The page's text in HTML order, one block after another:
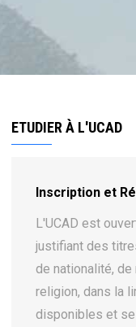
ETUDIER À L'UCAD
Inscription et
L'UCAD est
justifiant des
de nationalité,
religion, dans la
disponibles et